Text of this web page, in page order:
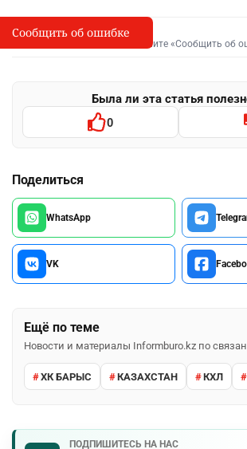
I
Сообщить об опечатке
Выделите фрагмент и нажмите «Сообщить об
Была ли эта статья
0
Поделиться
WhatsApp
VK
Ещё по теме
Новости и материалы Informburo.kz по
ХК БАРЫС КАЗАХСТАН КХЛ
ПОДПИШИТЕСЬ НА НАС
Сообщить об ошибке